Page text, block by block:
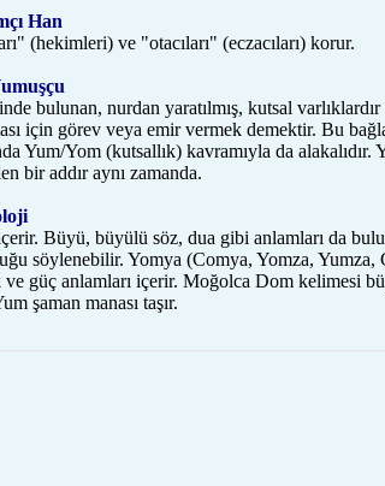
Han
(hekimleri) ve "otacıları" (eczacıları) korur.
bulunan, nurdan yaratılmış, kutsal
için görev veya emir vermek demektir. Bu
Yum/Yom (kutsallık) kavramıyla da alakalıdır.
bir addır aynı zamanda.
Büyü, büyülü söz, dua gibi anlamları da
söylenebilir. Yomya (Comya, Yomza, Yumza,
güç anlamları içerir. Moğolca Dom kelimesi
şaman manası taşır.